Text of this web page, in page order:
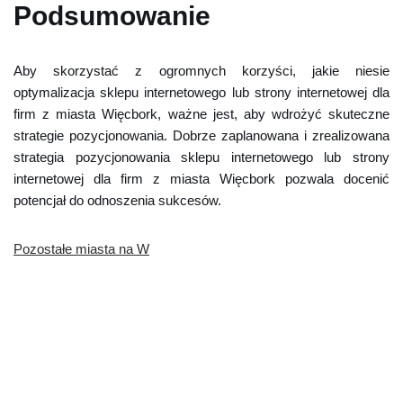
Podsumowanie
Aby skorzystać z ogromnych korzyści, jakie niesie
optymalizacja sklepu internetowego lub strony internetowej dla
firm z miasta Więcbork, ważne jest, aby wdrożyć skuteczne
strategie pozycjonowania. Dobrze zaplanowana i zrealizowana
strategia pozycjonowania sklepu internetowego lub strony
internetowej dla firm z miasta Więcbork pozwala docenić
potencjał do odnoszenia sukcesów.
Pozostałe miasta na W